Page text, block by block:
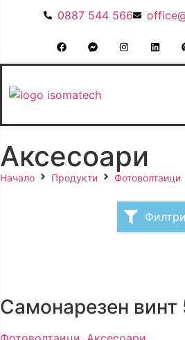
0887 544 566
Аксесоари
Начало Продукти Фотоволтаици
Филтри
Самонарезен винт